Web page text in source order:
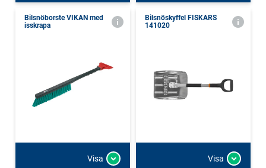
Bilsnöborste VIKAN med
isskrapa
Visa
Bilsnöskyffel FISKARS
141020
Visa